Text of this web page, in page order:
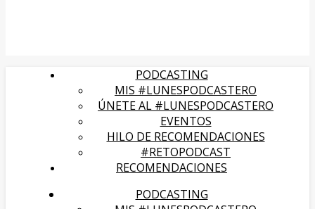
PODCASTING
MIS #LUNESPODCASTERO
ÚNETE AL #LUNESPODCASTERO
EVENTOS
HILO DE RECOMENDACIONES
#RETOPODCAST
RECOMENDACIONES
PODCASTING